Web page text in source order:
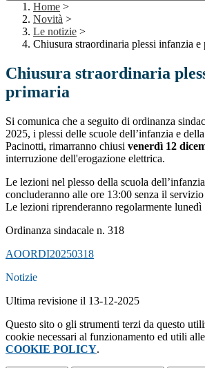
Home >
Novità >
Le notizie >
Chiusura straordinaria plessi infanzia e
Chiusura straordinaria
primaria
Si comunica che a seguito di ordinanza
2025, i plessi delle scuole dell’infanzia e
Pacinotti, rimarranno chiusi venerdì 12
interruzione dell'erogazione elettrica.
Le lezioni nel plesso della scuola
concluderanno alle ore 13:00 senza il servizio
Le lezioni riprenderanno regolarmente lunedì
Ordinanza sindacale n. 318
AOORDI20250318
Notizie
Ultima revisione il 13-12-2025
Questo sito o gli strumenti terzi da questo
cookie necessari al funzionamento ed utili
COOKIE POLICY.